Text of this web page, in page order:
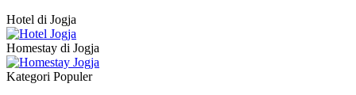
Hotel di Jogja
Homestay di Jogja
Kategori Populer